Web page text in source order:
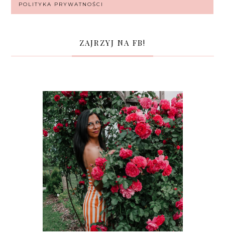
POLITYKA PRYWATNOŚCI
ZAJRZYJ NA FB!